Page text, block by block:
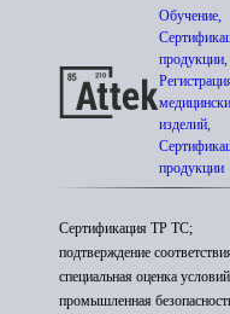
Обучение,
продукции,
изделий,
продукции
Сертификация ТР ТС;
подтверждение
специальная оценка
промышленная